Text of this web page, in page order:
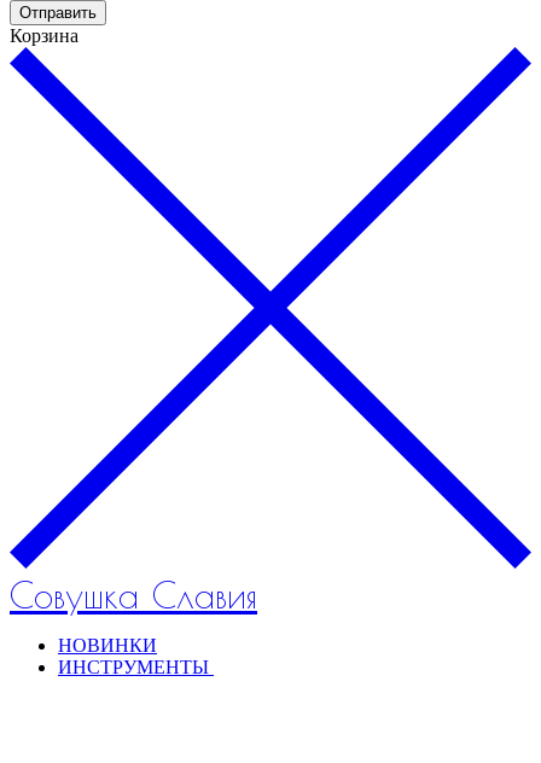
Отправить
Корзина
Совушка Славия
НОВИНКИ
ИНСТРУМЕНТЫ